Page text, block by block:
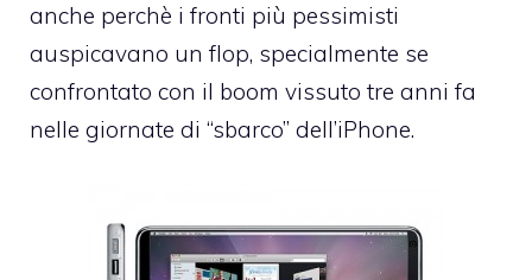
anche perchè i fronti più pessimisti
auspicavano un flop, specialmente se
confrontato con il boom vissuto tre anni fa
nelle giornate di “sbarco” dell’iPhone.